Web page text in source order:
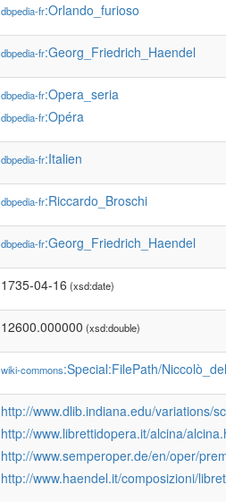
dbpedia-fr:Orlando_furioso
dbpedia-fr:Georg_Friedrich_Haendel
dbpedia-fr:Opera_seria
dbpedia-fr:Opéra
dbpedia-fr:Italien
dbpedia-fr:Riccardo_Broschi
dbpedia-fr:Georg_Friedrich_Haendel
1735-04-16 (xsd:date)
12600.000000 (xsd:double)
wiki-commons:Special:FilePath/
http://www.dlib.indiana.edu/variations/
http://www.librettidopera.it/alcina/
http://www.semperoper.de/en/oper/
http://www.haendel.it/composizioni/